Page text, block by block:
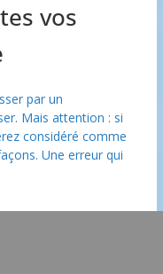
vos
par un
Mais attention : si
considéré comme
Une erreur qui